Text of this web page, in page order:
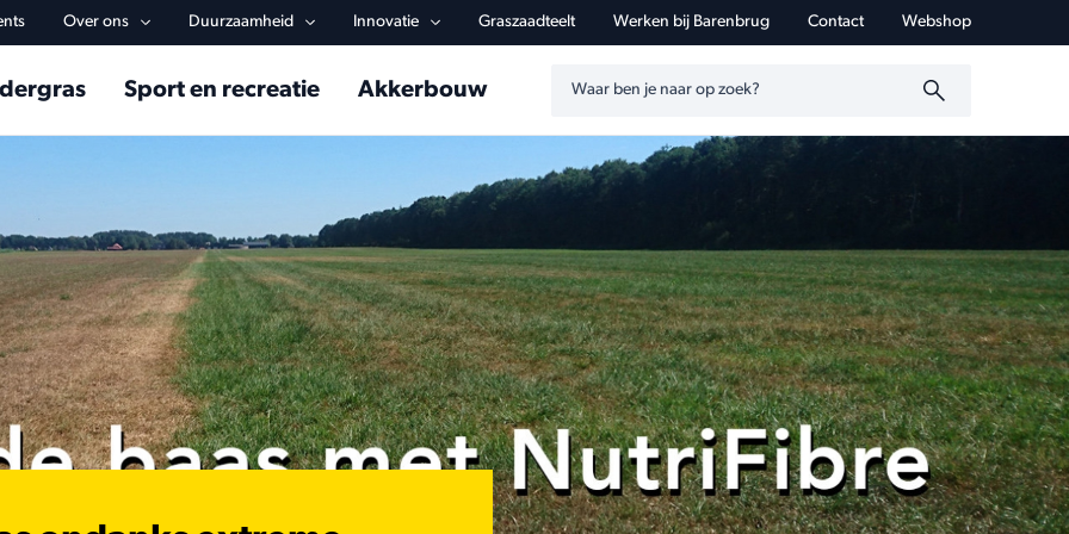
Over ons Duurzaamheid Innovatie Graszaadteelt Werken bij Barenbrug Contact Webshop
navigationSport en recreatie Akkerbouw